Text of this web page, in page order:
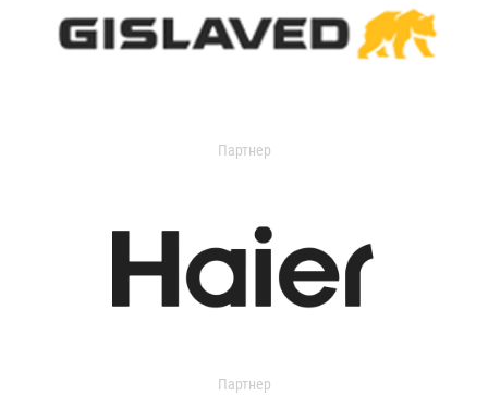
Партнер
Партнер